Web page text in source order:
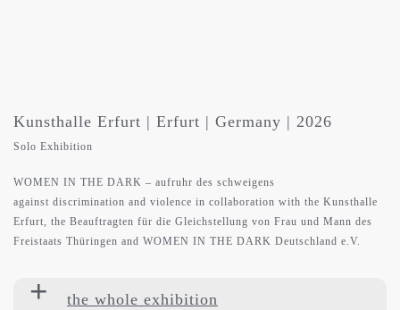
Kunsthalle Erfurt | Erfurt | Germany | 2026
Solo Exhibition
WOMEN IN THE DARK – aufruhr des schweigens
against discrimination and violence in collaboration with the Kunsthalle
Erfurt, the Beauftragten für die Gleichstellung von Frau und Mann des
Freistaats Thüringen and WOMEN IN THE DARK Deutschland e.V.
the whole exhibition